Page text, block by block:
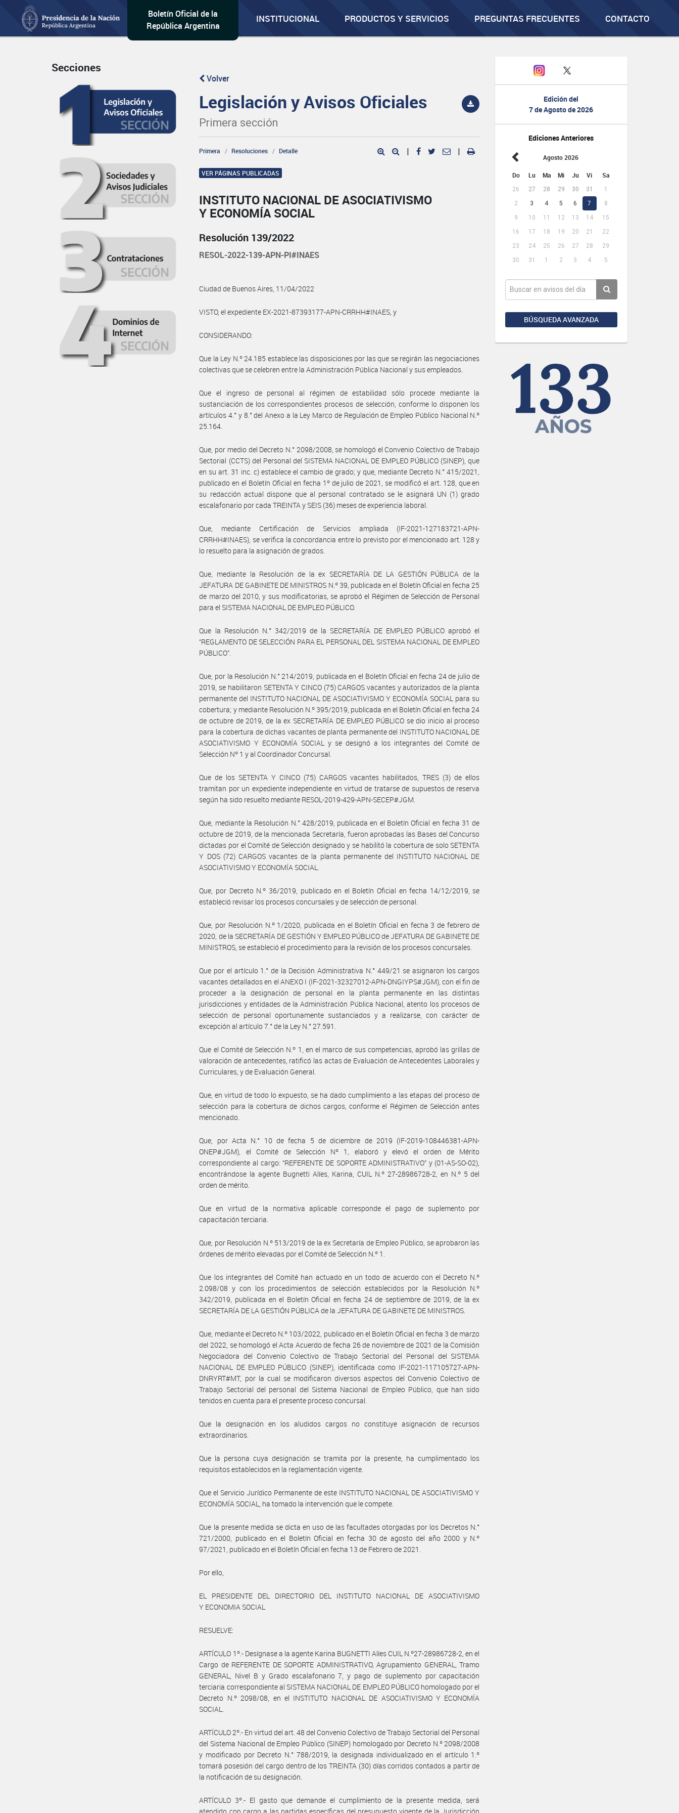
Boletín Oficial de la
República Argentina
INSTITUCIONAL PRODUCTOS Y SERVICIOS PREGUNTAS FRECUENTES CONTACTO
Edición del
7 de Agosto de 2026
Ediciones Anteriores
Agosto 2026
Do Lu Ma Mi Ju Vi Sa
26 27 28 29 30 31
1
2
3 4 5 6 7
8
9
10 11 12 13 14
15
16
17 18 19 20 21
22
23
24 25 26 27 28
29
30
31 1 2 3 4 5
BÚSQUEDA AVANZADA
Secciones
Volver
Legislación y Avisos Oficiales
Primera sección
Primera Resoluciones Detalle | |
VER PÁGINAS PUBLICADAS
INSTITUTO NACIONAL DE ASOCIATIVISMO
Y ECONOMÍA SOCIAL
Resolución 139/2022
RESOL-2022-139-APN-PI#INAES
Ciudad de Buenos Aires, 11/04/2022
VISTO, el expediente EX-2021-87393177-APN-CRRHH#INAES, y
CONSIDERANDO:
Que la Ley N.º 24.185 establece las disposiciones por las que se regirán las negociaciones
colectivas que se celebren entre la Administración Pública Nacional y sus empleados.
Que el ingreso de personal al régimen de estabilidad sólo procede mediante la
sustanciación de los correspondientes procesos de selección, conforme lo disponen los
artículos 4.° y 8.° del Anexo a la Ley Marco de Regulación de Empleo Público Nacional N.º
25.164.
Que, por medio del Decreto N.° 2098/2008, se homologó el Convenio Colectivo de Trabajo
Sectorial (CCTS) del Personal del SISTEMA NACIONAL DE EMPLEO PÚBLICO (SINEP), que
en su art. 31 inc. c) establece el cambio de grado; y que, mediante Decreto N.° 415/2021,
publicado en el Boletín Oficial en fecha 1º de julio de 2021, se modificó el art. 128, que en
su redacción actual dispone que al personal contratado se le asignará UN (1) grado
escalafonario por cada TREINTA y SEIS (36) meses de experiencia laboral.
Que, mediante Certificación de Servicios ampliada (IF-2021-127183721-APN-
CRRHH#INAES), se verifica la concordancia entre lo previsto por el mencionado art. 128 y
lo resuelto para la asignación de grados.
Que, mediante la Resolución de la ex SECRETARÍA DE LA GESTIÓN PÚBLICA de la
JEFATURA DE GABINETE DE MINISTROS N.º 39, publicada en el Boletín Oficial en fecha 25
de marzo del 2010, y sus modificatorias, se aprobó el Régimen de Selección de Personal
para el SISTEMA NACIONAL DE EMPLEO PÚBLICO.
Que la Resolución N.° 342/2019 de la SECRETARÍA DE EMPLEO PÚBLICO aprobó el
“REGLAMENTO DE SELECCIÓN PARA EL PERSONAL DEL SISTEMA NACIONAL DE EMPLEO
PÚBLICO”.
Que, por la Resolución N.° 214/2019, publicada en el Boletín Oficial en fecha 24 de julio de
2019, se habilitaron SETENTA Y CINCO (75) CARGOS vacantes y autorizados de la planta
permanente del INSTITUTO NACIONAL DE ASOCIATIVISMO Y ECONOMÍA SOCIAL para su
cobertura; y mediante Resolución N.º 395/2019, publicada en el Boletín Oficial en fecha 24
de octubre de 2019, de la ex SECRETARÍA DE EMPLEO PÚBLICO se dio inicio al proceso
para la cobertura de dichas vacantes de planta permanente del INSTITUTO NACIONAL DE
ASOCIATIVISMO Y ECONOMÍA SOCIAL y se designó a los integrantes del Comité de
Selección Nº 1 y al Coordinador Concursal.
Que de los SETENTA Y CINCO (75) CARGOS vacantes habilitados, TRES (3) de ellos
tramitan por un expediente independiente en virtud de tratarse de supuestos de reserva
según ha sido resuelto mediante RESOL-2019-429-APN-SECEP#JGM.
Que, mediante la Resolución N.° 428/2019, publicada en el Boletín Oficial en fecha 31 de
octubre de 2019, de la mencionada Secretaría, fueron aprobadas las Bases del Concurso
dictadas por el Comité de Selección designado y se habilitó la cobertura de solo SETENTA
Y DOS (72) CARGOS vacantes de la planta permanente del INSTITUTO NACIONAL DE
ASOCIATIVISMO Y ECONOMÍA SOCIAL.
Que, por Decreto N.º 36/2019, publicado en el Boletín Oficial en fecha 14/12/2019, se
estableció revisar los procesos concursales y de selección de personal.
Que, por Resolución N.º 1/2020, publicada en el Boletín Oficial en fecha 3 de febrero de
2020, de la SECRETARÍA DE GESTIÓN Y EMPLEO PÚBLICO de JEFATURA DE GABINETE DE
MINISTROS, se estableció el procedimiento para la revisión de los procesos concursales.
Que por el artículo 1.° de la Decisión Administrativa N.° 449/21 se asignaron los cargos
vacantes detallados en el ANEXO I (IF-2021-32327012-APN-DNGIYPS#JGM), con el fin de
proceder a la designación de personal en la planta permanente en las distintas
jurisdicciones y entidades de la Administración Pública Nacional, atento los procesos de
selección de personal oportunamente sustanciados y a realizarse, con carácter de
excepción al artículo 7.° de la Ley N.° 27.591.
Que el Comité de Selección N.º 1, en el marco de sus competencias, aprobó las grillas de
valoración de antecedentes, ratificó las actas de Evaluación de Antecedentes Laborales y
Curriculares, y de Evaluación General.
Que, en virtud de todo lo expuesto, se ha dado cumplimiento a las etapas del proceso de
selección para la cobertura de dichos cargos, conforme el Régimen de Selección antes
mencionado.
Que, por Acta N.° 10 de fecha 5 de diciembre de 2019 (IF-2019-108446381-APN-
ONEP#JGM), el Comité de Selección Nº 1, elaboró y elevó el orden de Mérito
correspondiente al cargo: “REFERENTE DE SOPORTE ADMINISTRATIVO” y (01-AS-SO-02),
encontrándose la agente Bugnetti Alíes, Karina, CUIL N.º 27-28986728-2, en N.º 5 del
orden de mérito.
Que en virtud de la normativa aplicable corresponde el pago de suplemento por
capacitación terciaria.
Que, por Resolución N.º 513/2019 de la ex Secretaría de Empleo Público, se aprobaron las
órdenes de mérito elevadas por el Comité de Selección N.º 1.
Que los integrantes del Comité han actuado en un todo de acuerdo con el Decreto N.º
2.098/08 y con los procedimientos de selección establecidos por la Resolución N.º
342/2019, publicada en el Boletín Oficial en fecha 24 de septiembre de 2019, de la ex
SECRETARÍA DE LA GESTIÓN PÚBLICA de la JEFATURA DE GABINETE DE MINISTROS.
Que, mediante el Decreto N.º 103/2022, publicado en el Boletín Oficial en fecha 3 de marzo
del 2022, se homologó el Acta Acuerdo de fecha 26 de noviembre de 2021 de la Comisión
Negociadora del Convenio Colectivo de Trabajo Sectorial del Personal del SISTEMA
NACIONAL DE EMPLEO PÚBLICO (SINEP), identificada como IF-2021-117105727-APN-
DNRYRT#MT, por la cual se modificaron diversos aspectos del Convenio Colectivo de
Trabajo Sectorial del personal del Sistema Nacional de Empleo Público, que han sido
tenidos en cuenta para el presente proceso concursal.
Que la designación en los aludidos cargos no constituye asignación de recursos
extraordinarios.
Que la persona cuya designación se tramita por la presente, ha cumplimentado los
requisitos establecidos en la reglamentación vigente.
Que el Servicio Jurídico Permanente de este INSTITUTO NACIONAL DE ASOCIATIVISMO Y
ECONOMÍA SOCIAL, ha tomado la intervención que le compete.
Que la presente medida se dicta en uso de las facultades otorgadas por los Decretos N.°
721/2000, publicado en el Boletín Oficial en fecha 30 de agosto del año 2000 y N.º
97/2021, publicado en el Boletín Oficial en fecha 13 de Febrero de 2021.
Por ello,
EL PRESIDENTE DEL DIRECTORIO DEL INSTITUTO NACIONAL DE ASOCIATIVISMO
Y ECONOMIA SOCIAL
RESUELVE:
ARTÍCULO 1º.- Desígnase a la agente Karina BUGNETTI Alíes CUIL N.º27-28986728-2, en el
Cargo de REFERENTE DE SOPORTE ADMINISTRATIVO, Agrupamiento GENERAL, Tramo
GENERAL, Nivel B y Grado escalafonario 7, y pago de suplemento por capacitación
terciaria correspondiente al SISTEMA NACIONAL DE EMPLEO PÚBLICO homologado por el
Decreto N.º 2098/08, en el INSTITUTO NACIONAL DE ASOCIATIVISMO Y ECONOMÍA
SOCIAL.
ARTÍCULO 2º.- En virtud del art. 48 del Convenio Colectivo de Trabajo Sectorial del Personal
del Sistema Nacional de Empleo Público (SINEP) homologado por Decreto N.º 2098/2008
y modificado por Decreto N.° 788/2019, la designada individualizado en el artículo 1.º
tomará posesión del cargo dentro de los TREINTA (30) días corridos contados a partir de
la notificación de su designación.
ARTÍCULO 3º.- El gasto que demande el cumplimiento de la presente medida, será